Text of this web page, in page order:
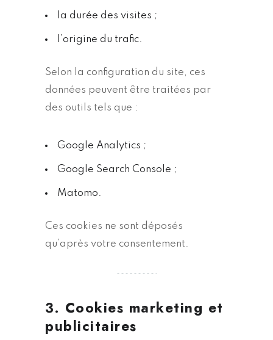
la durée des visites ;
l’origine du trafic.
Selon la configuration du site, ces
données peuvent être traitées par
des outils tels que :
Google Analytics ;
Google Search Console ;
Matomo.
Ces cookies ne sont déposés
qu’après votre consentement.
3. Cookies marketing et
publicitaires